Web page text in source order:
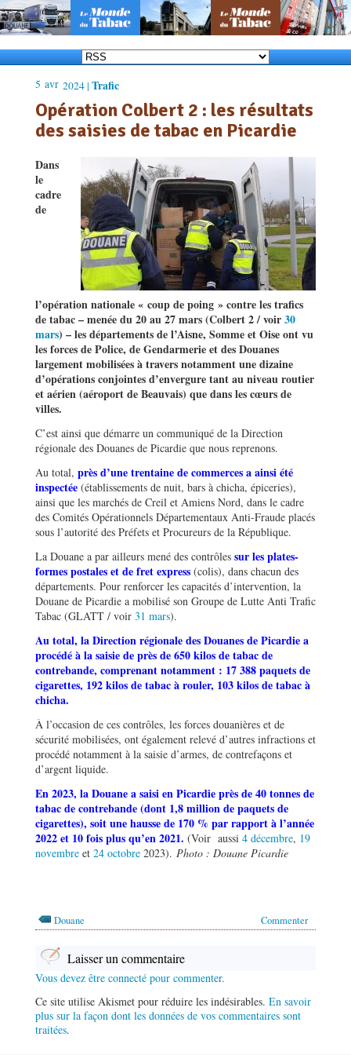
5 avr 2024 | Trafic
Opération Colbert 2 : les résultats
des saisies de tabac en Picardie
Dans
le
cadre
de
l’opération nationale « coup de poing » contre les trafics
de tabac – menée du 20 au 27 mars (Colbert 2 / voir30
mars) – les départements de l’Aisne, Somme et Oise ont vu
les forces de Police, de Gendarmerie et des Douanes
largement mobilisées à travers notamment une dizaine
d’opérations conjointes d’envergure tant au niveau routier
et aérien (aéroport de Beauvais) que dans les cœurs de
villes.
C’est ainsi que démarre un communiqué de la Direction
régionale des Douanes de Picardie que nous reprenons.
Au total, près d’une trentaine de commerces a ainsi été
inspectée (établissements de nuit, bars à chicha, épiceries),
ainsi que les marchés de Creil et Amiens Nord, dans le cadre
des Comités Opérationnels Départementaux Anti-Fraude placés
sous l’autorité des Préfets et Procureurs de la République.
La Douane a par ailleurs mené des contrôles sur les plates-
formes postales et de fret express (colis), dans chacun des
départements. Pour renforcer les capacités d’intervention, la
Douane de Picardie a mobilisé son Groupe de Lutte Anti Trafic
Tabac (GLATT / voir 31 mars).
Au total, la Direction régionale des Douanes dePicardie a
procédé à la saisie de près de 650 kilos de tabac de
contrebande, comprenant notamment : 17 388 paquets de
cigarettes, 192 kilosde tabacà rouler, 103 kilosde tabacà
chicha.
À l’occasion de ces contrôles, les forces douanières et de
sécurité mobilisées, ont également relevé d’autres infractions et
procédé notamment à la saisie d’armes, de contrefaçons et
d’argent liquide.
En 2023, la Douane a saisi en Picardie près de 40 tonnes de
tabac de contrebande (dont 1,8 million de paquets de
cigarettes), soit une hausse de 170 % par rapport à l’année
2022 et 10 fois plus qu’en 2021. (Voir aussi 4 décembre, 19
novembre et 24 octobre 2023). Photo : Douane Picardie
Commenter
Douane
Laisser un commentaire
Vous devez être connecté pour commenter.
Ce site utilise Akismet pour réduire les indésirables. En savoir
plus sur la façon dont les données de vos commentaires sont
traitées.